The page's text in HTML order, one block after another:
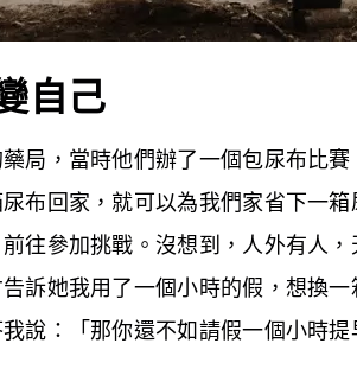
自己
局，當時他們辦了一個包尿布比
布回家，就可以為我們家省下一
往參加挑戰。沒想到，人外有人
訴她我用了一個小時的假，想換
說：「那你還不如請假一個小時